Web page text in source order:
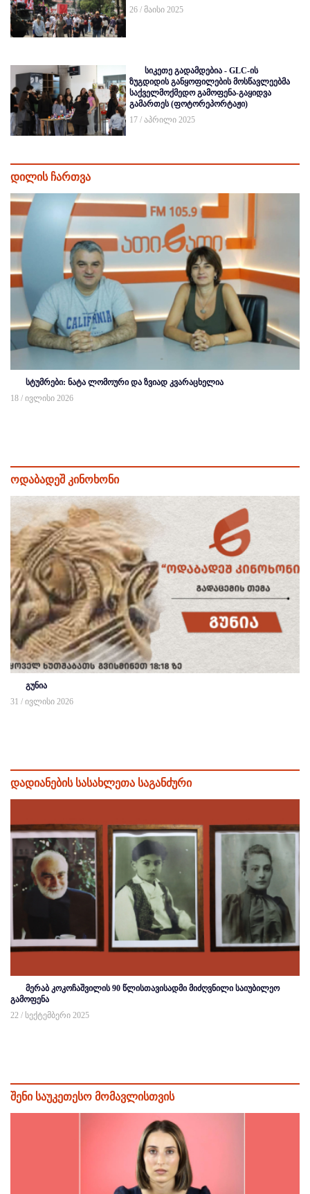
26 / მაისი 2025
სიკეთე გადამდებია - GLC-ის
ზუგდიდის განყოფილების მოსწავლეებმა
საქველმოქმედო გამოფენა-გაყიდვა
გამართეს (ფოტორეპორტაჟი)
17 / აპრილი 2025
დილის ჩართვა
სტუმრები: ნატა ლომოური და ზვიად კვარაცხელია
18 / ივლისი 2026
ოდაბადეშ კინოხონი
გუნია
31 / ივლისი 2026
დადიანების სასახლეთა საგანძური
მერაბ კოკოჩაშვილის 90 წლისთავისადმი მიძღვნილი საიუბილეო
გამოფენა
22 / სექტემბერი 2025
შენი საუკეთესო მომავლისთვის